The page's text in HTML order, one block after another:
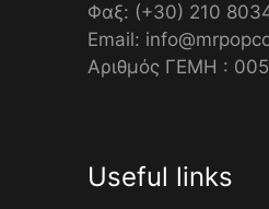
Φαξ: (+30) 210
Email:
Αριθμός ΓΕΜΗ :
Useful links